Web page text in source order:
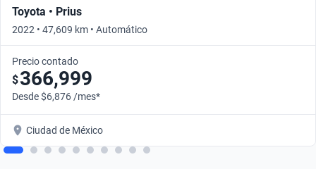
Toyota • Prius
2022 • 47,609 km • Automático
Precio contado
$366,999
Desde $6,876 /mes*
Ciudad de México